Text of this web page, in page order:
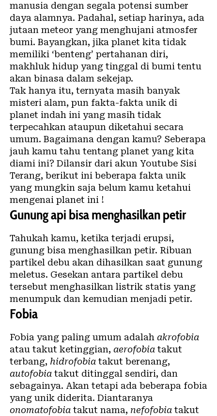
manusia dengan segala potensi sumber
daya alamnya. Padahal, setiap harinya, ada
jutaan meteor yang menghujani atmosfer
bumi. Bayangkan, jika planet kita tidak
memiliki ‘benteng’ pertahanan diri,
makhluk hidup yang tinggal di bumi tentu
akan binasa dalam sekejap.
Tak hanya itu, ternyata masih banyak
misteri alam, pun fakta-fakta unik di
planet indah ini yang masih tidak
terpecahkan ataupun diketahui secara
umum. Bagaimana dengan kamu? Seberapa
jauh kamu tahu tentang planet yang kita
diami ini? Dilansir dari akun Youtube Sisi
Terang, berikut ini beberapa fakta unik
yang mungkin saja belum kamu ketahui
mengenai planet ini !
Gunung api bisa menghasilkan petir
Tahukah kamu, ketika terjadi erupsi,
gunung bisa menghasilkan petir. Ribuan
partikel debu akan dihasilkan saat gunung
meletus. Gesekan antara partikel debu
tersebut menghasilkan listrik statis yang
menumpuk dan kemudian menjadi petir.
Fobia
Fobia yang paling umum adalah akrofobia
atau takut ketinggian, aerofobia takut
terbang, hidrofobia takut berenang,
autofobia takut ditinggal sendiri, dan
sebagainya. Akan tetapi ada beberapa fobia
yang unik diderita. Diantaranya
onomatofobia takut nama, nefofobia takut